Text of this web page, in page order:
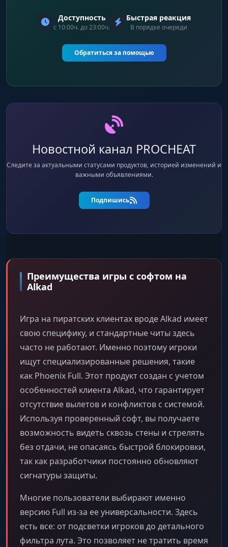
Доступность
с 10:00ч. до 23:00ч.
Быстрая реакция
В порядке очереди
Обратиться за помощью
Новостной канал PROCHEAT
Следите за актуальными статусами продуктов, историей изменений и
важными объявлениями.
Подпишись
Преимущества игры с софтом на
Alkad
Игра на пиратских клиентах вроде Alkad имеет
свою специфику, и стандартные читы здесь
часто не работают. Именно поэтому игроки
ищут специализированные решения, такие
как Phoenix Full. Этот продукт создан с учетом
особенностей клиента Alkad, что гарантирует
отсутствие вылетов и конфликтов с системой.
Используя проверенный софт, вы получаете
возможность видеть сквозь стены и стрелять
без отдачи, не опасаясь быстрой блокировки,
так как разработчики постоянно обновляют
сигнатуры защиты.
Многие пользователи выбирают именно
версию Full из-за ее универсальности. Здесь
есть все: от подсветки игроков до детального
фильтра лута. Это позволяет не тратить время